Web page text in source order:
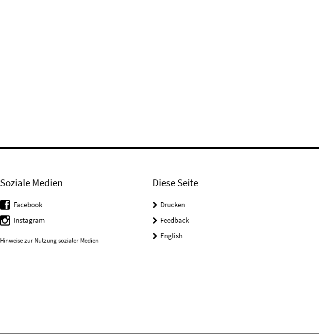
Soziale Medien
Facebook
Instagram
Hinweise zur Nutzung sozialer Medien
Diese Seite
Drucken
Feedback
English